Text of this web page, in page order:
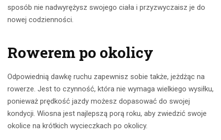
sposób nie nadwyrężysz swojego ciała i przyzwyczaisz je do
nowej codzienności.
Rowerem po okolicy
Odpowiednią dawkę ruchu zapewnisz sobie także, jeżdżąc na
rowerze. Jest to czynność, która nie wymaga wielkiego wysiłku,
ponieważ prędkość jazdy możesz dopasować do swojej
kondycji. Wiosna jest najlepszą porą roku, aby zwiedzić swoje
okolice na krótkich wycieczkach po okolicy.